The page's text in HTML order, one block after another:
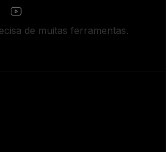
de muitas ferramentas.